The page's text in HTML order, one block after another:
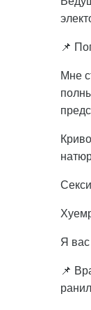
📌
Мне
Я вас
📌